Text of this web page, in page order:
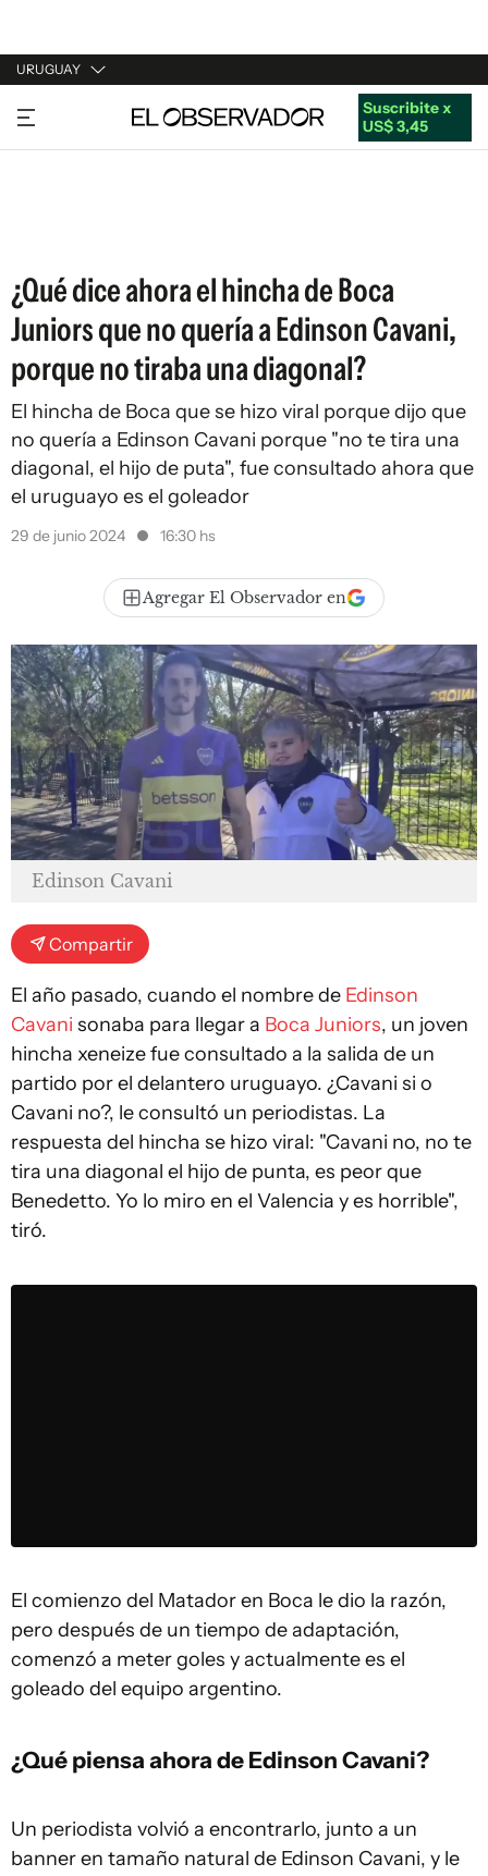
URUGUAY
URUGUAY
ARGENTINA
Suscribite x
US$ 3,45
¿Qué dice ahora el hincha de Boca
Juniors que no quería a Edinson Cavani,
porque no tiraba una diagonal?
El hincha de Boca que se hizo viral porque dijo que
no quería a Edinson Cavani porque "no te tira una
diagonal, el hijo de puta", fue consultado ahora que
el uruguayo es el goleador
29 de junio 2024 16:30 hs
Agregar El Observador en
Edinson Cavani
Compartir
El año pasado, cuando el nombre de Edinson
Cavani sonaba para llegar a Boca Juniors, un joven
hincha xeneize fue consultado a la salida de un
partido por el delantero uruguayo. ¿Cavani si o
Cavani no?, le consultó un periodistas. La
respuesta del hincha se hizo viral: "Cavani no, no te
tira una diagonal el hijo de punta, es peor que
Benedetto. Yo lo miro en el Valencia y es horrible",
tiró.
El comienzo del Matador en Boca le dio la razón,
pero después de un tiempo de adaptación,
comenzó a meter goles y actualmente es el
goleado del equipo argentino.
¿Qué piensa ahora de Edinson Cavani?
Un periodista volvió a encontrarlo, junto a un
banner en tamaño natural de Edinson Cavani, y le